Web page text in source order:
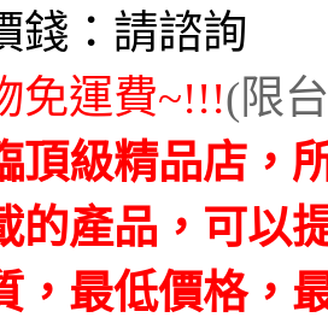
錢： 請諮詢
免運費~!!!(限
頂級精品店，
的產品，可以
，最低價格，